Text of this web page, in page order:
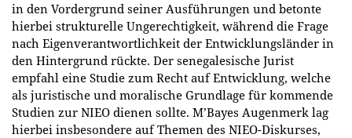
in den Vordergrund seiner Ausführungen und betonte
hierbei strukturelle Ungerechtigkeit, während die Frage
nach Eigenverantwortlichkeit der Entwicklungsländer in
den Hintergrund rückte. Der senegalesische Jurist
empfahl eine Studie zum Recht auf Entwicklung, welche
als juristische und moralische Grundlage für kommende
Studien zur NIEO dienen sollte. M’Bayes Augenmerk lag
hierbei insbesondere auf Themen des NIEO-Diskurses,